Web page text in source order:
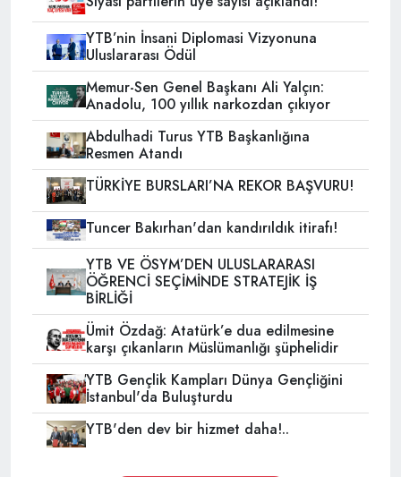
YTB’nin İnsani Diplomasi Vizyonuna
Uluslararası Ödül
Memur-Sen Genel Başkanı Ali Yalçın:
Anadolu, 100 yıllık narkozdan çıkıyor
Abdulhadi Turus YTB Başkanlığına
Resmen Atandı
TÜRKİYE BURSLARI’NA REKOR BAŞVURU!
Tuncer Bakırhan'dan kandırıldık itirafı!
YTB VE ÖSYM’DEN ULUSLARARASI
ÖĞRENCİ SEÇİMİNDE STRATEJİK İŞ
BİRLİĞİ
Ümit Özdağ: Atatürk’e dua edilmesine
karşı çıkanların Müslümanlığı şüphelidir
YTB Gençlik Kampları Dünya Gençliğini
İstanbul'da Buluşturdu
YTB'den dev bir hizmet daha!..